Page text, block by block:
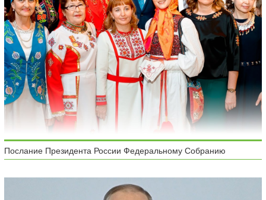
Послание Президента России Федеральному Собранию